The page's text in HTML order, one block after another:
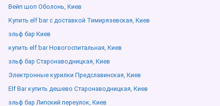
Вейп шоп Оболонь, Киев
Купить elf bar с доставкой Тимирязевская, Киев
эльф бар Киев
купить elf bar Новогоспитальная, Киев
эльф бар Старонаводницкая, Киев
Электронные курилки Предславинская, Киев
Elf Bar купить дешево Старонаводницкая, Киев
эльф бар Липский переулок, Киев